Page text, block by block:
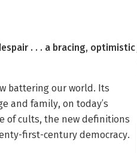
. . . a bracing, optimistic
battering our world. Its
and family, on today’s
of cults, the new definitions
first-century democracy.